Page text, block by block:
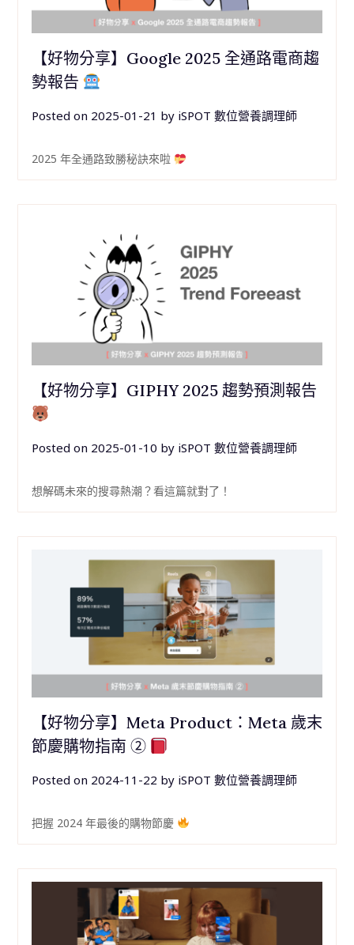
【好物分享】Google 2025 全通路電商趨
勢報告
Posted on 2025-01-21 by iSPOT 數位營養調理師
2025 年全通路致勝秘訣來啦
【好物分享】GIPHY 2025 趨勢預測報告
Posted on 2025-01-10 by iSPOT 數位營養調理師
想解碼未來的搜尋熱潮？看這篇就對了！
【好物分享】Meta Product：Meta 歲末
節慶購物指南 ②
Posted on 2024-11-22 by iSPOT 數位營養調理師
把握 2024 年最後的購物節慶